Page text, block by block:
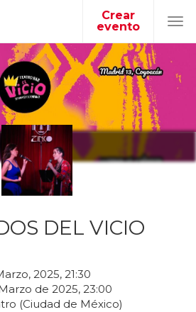
Crear
evento
DEL VICIO
, 2025, 21:30
de 2025, 23:00
(Ciudad de México)